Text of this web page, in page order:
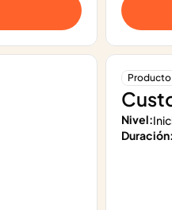
Producto
Nivel:
Duración: